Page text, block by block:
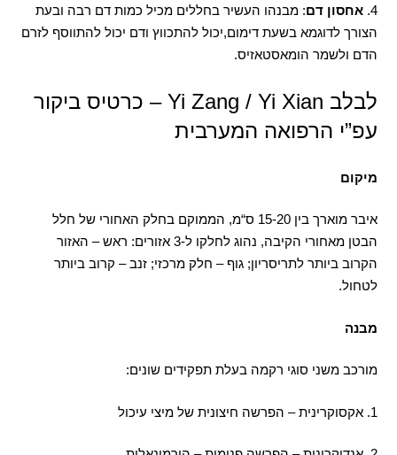
4. אחסון דם:מבנהו העשיר בחללים מכיל כמות דם רבה ובעת
הצורך לדוגמא בשעת דימום,יכול להתכווץ ודם יכול להתווסף לזרם
הדם ולשמר הומאסטאזיס.
לבלב Yi Zang / Yi Xian – כרטיס ביקור
עפ”י הרפואה המערבית
מיקום
איבר מוארך בין15-20 ס“מ, הממוקם בחלק האחורי של חלל
הבטן מאחורי הקיבה, נהוג לחלקו ל-3 אזורים: ראש– האזור
הקרוב ביותר לתריסריון;גוף– חלק מרכזי;זנב– קרוב ביותר
לטחול.
מבנה
מורכב משני סוגי רקמה בעלת תפקידים שונים:
1. אקסוקרינית– הפרשה חיצונית של מיצי עיכול